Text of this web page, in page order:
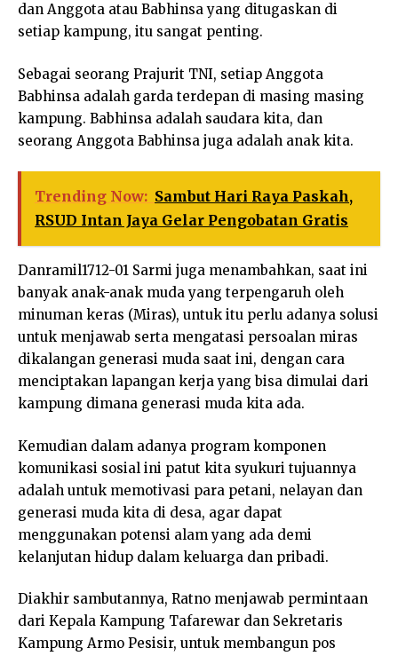
dan Anggota atau Babhinsa yang ditugaskan di
setiap kampung, itu sangat penting.
Sebagai seorang Prajurit TNI, setiap Anggota
Babhinsa adalah garda terdepan di masing masing
kampung. Babhinsa adalah saudara kita, dan
seorang Anggota Babhinsa juga adalah anak kita.
Trending Now: Sambut Hari Raya Paskah,
RSUD Intan Jaya Gelar Pengobatan Gratis
Danramil1712-01 Sarmi juga menambahkan, saat ini
banyak anak-anak muda yang terpengaruh oleh
minuman keras (Miras), untuk itu perlu adanya solusi
untuk menjawab serta mengatasi persoalan miras
dikalangan generasi muda saat ini, dengan cara
menciptakan lapangan kerja yang bisa dimulai dari
kampung dimana generasi muda kita ada.
Kemudian dalam adanya program komponen
komunikasi sosial ini patut kita syukuri tujuannya
adalah untuk memotivasi para petani, nelayan dan
generasi muda kita di desa, agar dapat
menggunakan potensi alam yang ada demi
kelanjutan hidup dalam keluarga dan pribadi.
Diakhir sambutannya, Ratno menjawab permintaan
dari Kepala Kampung Tafarewar dan Sekretaris
Kampung Armo Pesisir, untuk membangun pos